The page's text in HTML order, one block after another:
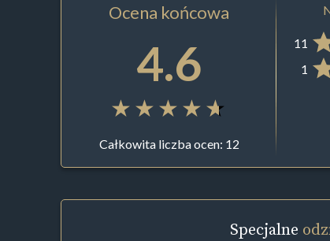
Ocena końcowa
4.6
Całkowita liczba ocen: 12
11
1
Specjalne